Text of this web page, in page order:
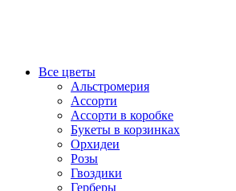
Все цветы
Альстромерия
Ассорти
Ассорти в коробке
Букеты в корзинках
Орхидеи
Розы
Гвоздики
Герберы